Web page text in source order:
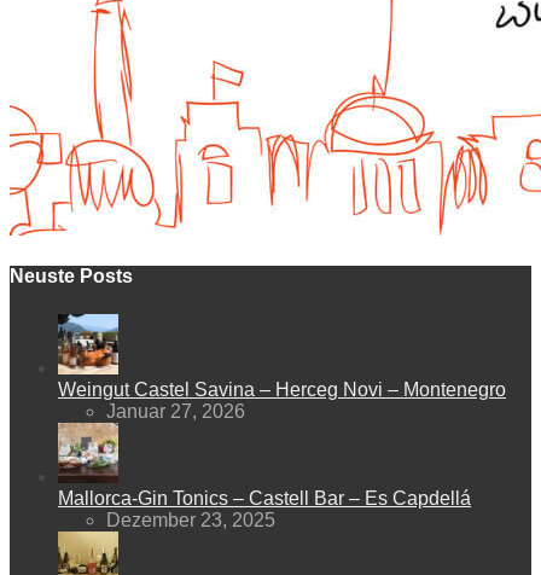
Neuste Posts
Weingut Castel Savina – Herceg Novi – Montenegro
Januar 27, 2026
Mallorca-Gin Tonics – Castell Bar – Es Capdellá
Dezember 23, 2025